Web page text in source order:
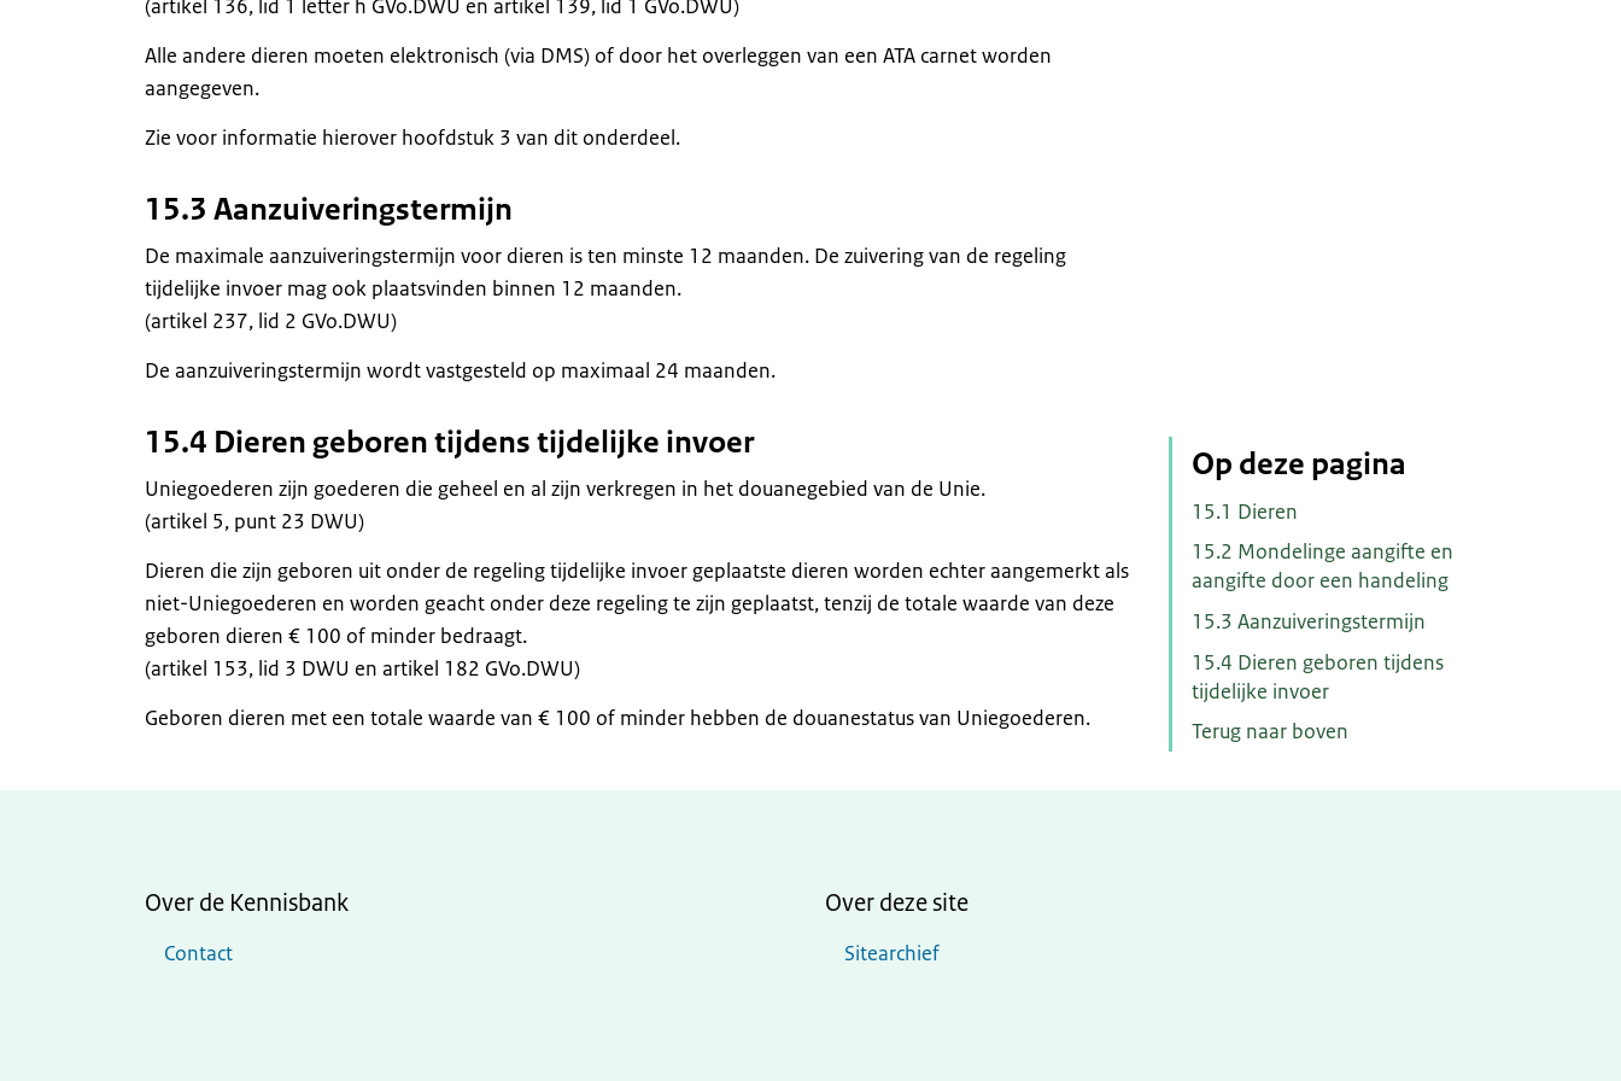
Op deze pagina
15.1 Dieren
15.2 Mondelinge aangifte en
aangifte door een handeling
15.3 Aanzuiveringstermijn
15.4 Dieren geboren tijdens
tijdelijke invoer
Terug naar boven
(artikel 136, lid 1 letter h GVo.DWU en artikel 139, lid 1 GVo.DWU)
Alle andere dieren moeten elektronisch (via DMS) of door het overleggen van een ATA carnet worden
aangegeven.
Zie voor informatie hierover hoofdstuk 3 van dit onderdeel.
15.3 Aanzuiveringstermijn
De maximale aanzuiveringstermijn voor dieren is ten minste 12 maanden. De zuivering van de regeling
tijdelijke invoer mag ook plaatsvinden binnen 12 maanden.
(artikel 237, lid 2 GVo.DWU)
De aanzuiveringstermijn wordt vastgesteld op maximaal 24 maanden.
15.4 Dieren geboren tijdens tijdelijke invoer
Uniegoederen zijn goederen die geheel en al zijn verkregen in het douanegebied van de Unie.
(artikel 5, punt 23 DWU)
Dieren die zijn geboren uit onder de regeling tijdelijke invoer geplaatste dieren worden echter aangemerkt als
niet-Uniegoederen en worden geacht onder deze regeling te zijn geplaatst, tenzij de totale waarde van deze
geboren dieren € 100 of minder bedraagt.
(artikel 153, lid 3 DWU en artikel 182 GVo.DWU)
Geboren dieren met een totale waarde van € 100 of minder hebben de douanestatus van Uniegoederen.
Over de Kennisbank
Contact
Over deze site
Sitearchief